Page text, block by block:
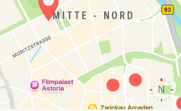
Partner
Kontakt
Impressum